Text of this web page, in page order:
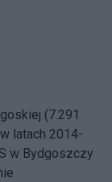
(7.291
latach 2014-
w Bydgoszczy